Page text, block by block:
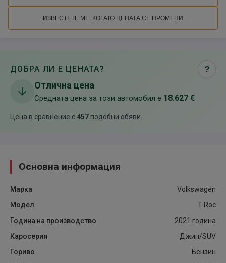
ИЗВЕСТЕТЕ МЕ, КОГАТО ЦЕНАТА СЕ ПРОМЕНИ
ДОБРА ЛИ Е ЦЕНАТА? ?
Отлична цена
Средната цена за този автомобил е 18.627 €
Цена в сравнение с 457 подобни обяви
Основна информация
Марка
Volkswagen
Модел
T-Roc
Година на производство
2021 година
Каросерия
Джип/SUV
Гориво
Бензин